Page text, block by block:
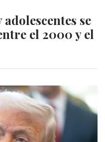
se
el 2000 y el